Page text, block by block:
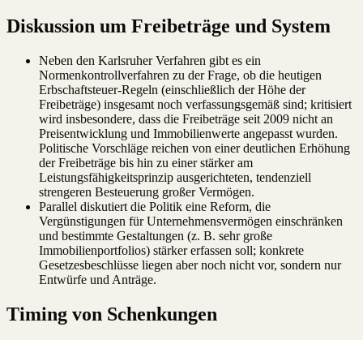
Diskussion um Freibeträge und System
Neben den Karlsruher Verfahren gibt es ein
Normenkontrollverfahren zu der Frage, ob die heutigen
Erbschaftsteuer-Regeln (einschließlich der Höhe der
Freibeträge) insgesamt noch verfassungsgemäß sind; kritisiert
wird insbesondere, dass die Freibeträge seit 2009 nicht an
Preisentwicklung und Immobilienwerte angepasst wurden.
Politische Vorschläge reichen von einer deutlichen Erhöhung
der Freibeträge bis hin zu einer stärker am
Leistungsfähigkeitsprinzip ausgerichteten, tendenziell
strengeren Besteuerung großer Vermögen.
Parallel diskutiert die Politik eine Reform, die
Vergünstigungen für Unternehmensvermögen einschränken
und bestimmte Gestaltungen (z. B. sehr große
Immobilienportfolios) stärker erfassen soll; konkrete
Gesetzesbeschlüsse liegen aber noch nicht vor, sondern nur
Entwürfe und Anträge.
Timing von Schenkungen